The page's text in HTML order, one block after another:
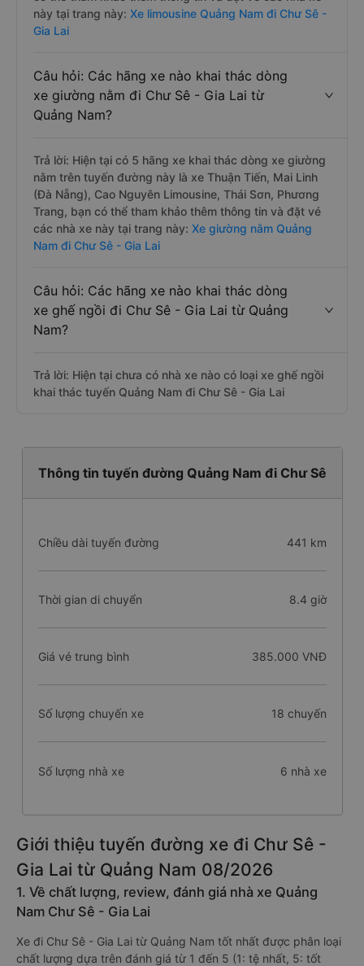
này tại trang này: Xe limousine Quảng Nam đi Chư Sê -
Gia Lai
Câu hỏi: Các hãng xe nào khai thác dòng
xe giường nằm đi Chư Sê - Gia Lai từ
Quảng Nam?
Trả lời: Hiện tại có 5 hãng xe khai thác dòng xe giường
nằm trên tuyến đường này là xe Thuận Tiến, Mai Linh
(Đà Nẵng), Cao Nguyên Limousine, Thái Sơn, Phương
Trang, bạn có thể tham khảo thêm thông tin và đặt vé
các nhà xe này tại trang này: Xe giường nằm Quảng
Nam đi Chư Sê - Gia Lai
Câu hỏi: Các hãng xe nào khai thác dòng
xe ghế ngồi đi Chư Sê - Gia Lai từ Quảng
Nam?
Trả lời: Hiện tại chưa có nhà xe nào có loại xe ghế ngồi
khai thác tuyến Quảng Nam đi Chư Sê - Gia Lai
Thông tin tuyến đường Quảng Nam đi Chư Sê
Chiều dài tuyến đường 441 km
Thời gian di chuyển 8.4 giờ
Giá vé trung bình 385.000 VNĐ
Số lượng chuyến xe 18 chuyến
Số lượng nhà xe 6 nhà xe
Giới thiệu tuyến đường xe đi Chư Sê -
Gia Lai từ Quảng Nam 08/2026
1. Về chất lượng, review, đánh giá nhà xe Quảng
Nam Chư Sê - Gia Lai
Xe đi Chư Sê - Gia Lai từ Quảng Nam tốt nhất được phân loại
chất lượng dựa trên đánh giá từ 1 đến 5 (1: tệ nhất, 5: tốt